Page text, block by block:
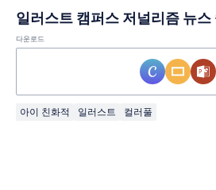
일러스트 캠퍼스 저널리즘 뉴
다운로드
아이 친화적 일러스트 컬러풀